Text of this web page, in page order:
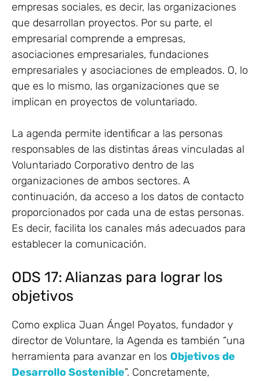
empresas sociales, es decir, las organizaciones
que desarrollan proyectos. Por su parte, el
empresarial comprende a empresas,
asociaciones empresariales, fundaciones
empresariales y asociaciones de empleados. O, lo
que es lo mismo, las organizaciones que se
implican en proyectos de voluntariado.
La agenda permite identificar a las personas
responsables de las distintas áreas vinculadas al
Voluntariado Corporativo dentro de las
organizaciones de ambos sectores. A
continuación, da acceso a los datos de contacto
proporcionados por cada una de estas personas.
Es decir, facilita los canales más adecuados para
establecer la comunicación.
ODS 17: Alianzas para lograr los
objetivos
Como explica Juan Ángel Poyatos, fundador y
director de Voluntare, la Agenda es también “una
herramienta para avanzar en los Objetivos de
Desarrollo Sostenible”. Concretamente,